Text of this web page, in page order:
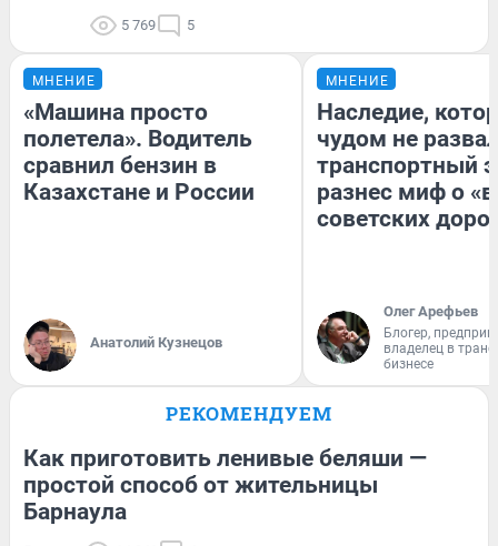
5 769 5
МНЕНИЕ
«Машина просто
полетела». Водитель
сравнил бензин в
Казахстане и России
Анатолий Кузнецов
МНЕНИЕ
Наследие,
чудом не
транспортный
разнес миф о
советских
Олег Арефьев
Блогер,
владелец в
бизнесе
РЕКОМЕНДУЕМ
Как приготовить ленивые беляши —
простой способ от жительницы
Барнаула